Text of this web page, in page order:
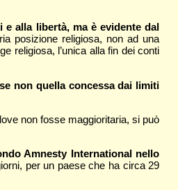
alla libertà, ma è evidente dal
posizione religiosa, non ad una
religiosa, l’unica alla fin dei conti
non quella concessa dai limiti
non fosse maggioritaria, si può
Amnesty International nello
per un paese che ha circa 29